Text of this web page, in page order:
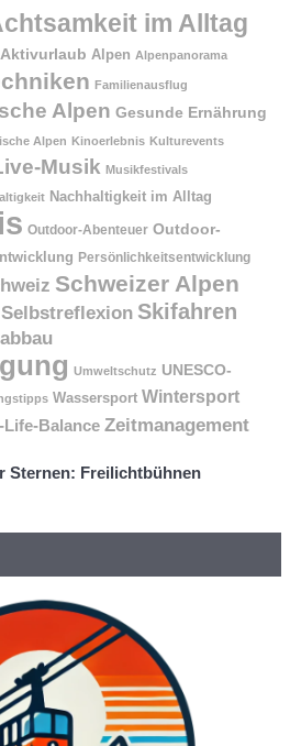
im Alltag
Aktivurlaub Alpen Alpenpanorama
Familienausflug
Alpen Gesunde Ernährung
Alpen Kinoerlebnis Kulturevents
Musik Musikfestivals
Nachhaltigkeit im Alltag
Outdoor-Abenteuer Outdoor-
Persönlichkeitsentwicklung
Schweizer Alpen
Selbstreflexion Skifahren
Umweltschutz UNESCO-
Wassersport Wintersport
Life-Balance Zeitmanagement
Sternen: Freilichtbühnen